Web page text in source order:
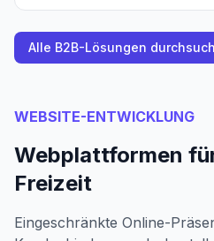
Alle B2B-Lösungen
WEBSITE-ENTWICKLUNG
Webplattformen
Freizeit
Eingeschränkte Online-